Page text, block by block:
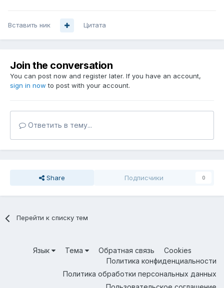
Вставить ник Цитата
Join the conversation
You can post now and register later. If you have an account,
sign in now to post with your account.
Ответить в тему...
Share Подписчики 0
Перейти к списку тем
Язык Тема Обратная связь
Cookies
Политика конфиденциальности
Политика обработки персональных данных